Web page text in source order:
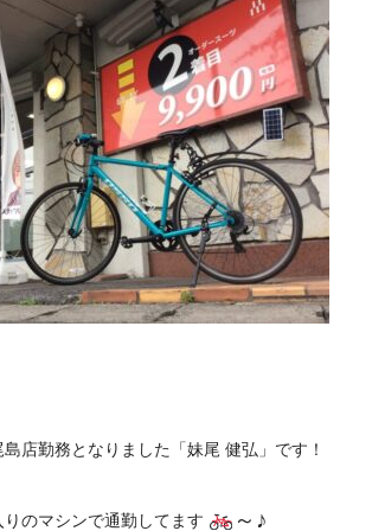
店勤務となりました「妹尾 健弘」です！
のマシンで通勤してます ～♪